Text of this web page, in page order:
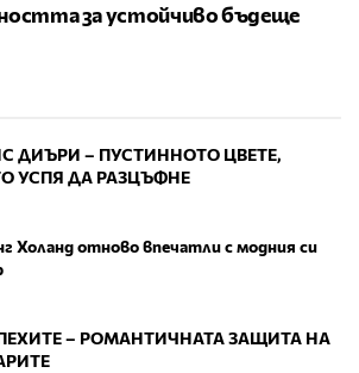
за устойчиво бъдеще
ДИЪРИ – ПУСТИННОТО ЦВЕТЕ,
УСПЯ ДА РАЗЦЪФНЕ
Холанд отново впечатли с модния си
– РОМАНТИЧНАТА ЗАЩИТА НА